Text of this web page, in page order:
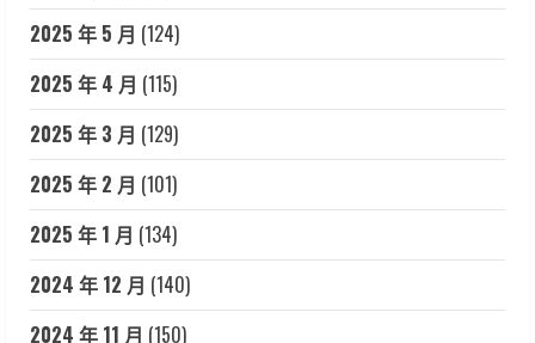
2025 年 5 月 (124)
2025 年 4 月 (115)
2025 年 3 月 (129)
2025 年 2 月 (101)
2025 年 1 月 (134)
2024 年 12 月 (140)
2024 年 11 月 (150)